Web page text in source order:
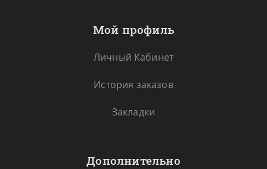
Мой профиль
Личный Кабинет
История заказов
Закладки
Дополнительно